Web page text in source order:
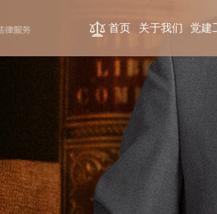
首页 关于我们 党建